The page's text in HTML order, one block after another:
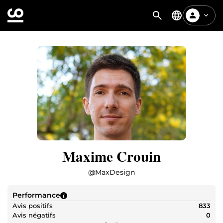
Maxime Crouin
@MaxDesign
Performance
Avis positifs
833
Avis négatifs
0